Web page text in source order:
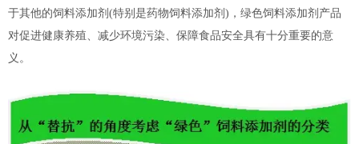
于其他的饲料添加剂(特别是药物饲料添加剂)，绿色饲料添加剂产品
对促进健康养殖、减少环境污染、保障食品安全具有十分重要的意
义。